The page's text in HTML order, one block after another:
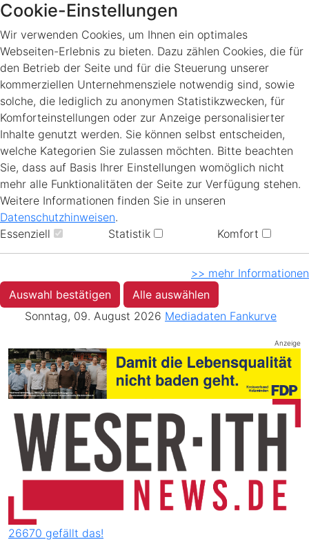
Cookie-Einstellungen
Wir verwenden Cookies, um Ihnen ein optimales
Webseiten-Erlebnis zu bieten. Dazu zählen Cookies, die für
den Betrieb der Seite und für die Steuerung unserer
kommerziellen Unternehmensziele notwendig sind, sowie
solche, die lediglich zu anonymen Statistikzwecken, für
Komforteinstellungen oder zur Anzeige personalisierter
Inhalte genutzt werden. Sie können selbst entscheiden,
welche Kategorien Sie zulassen möchten. Bitte beachten
Sie, dass auf Basis Ihrer Einstellungen womöglich nicht
mehr alle Funktionalitäten der Seite zur Verfügung stehen.
Weitere Informationen finden Sie in unseren
Datenschutzhinweisen.
Essenziell
Statistik Komfort
>> mehr Informationen
Auswahl bestätigen
Alle auswählen
Sonntag, 09. August 2026 Mediadaten Fankurve
Anzeige
26670 gefällt das!